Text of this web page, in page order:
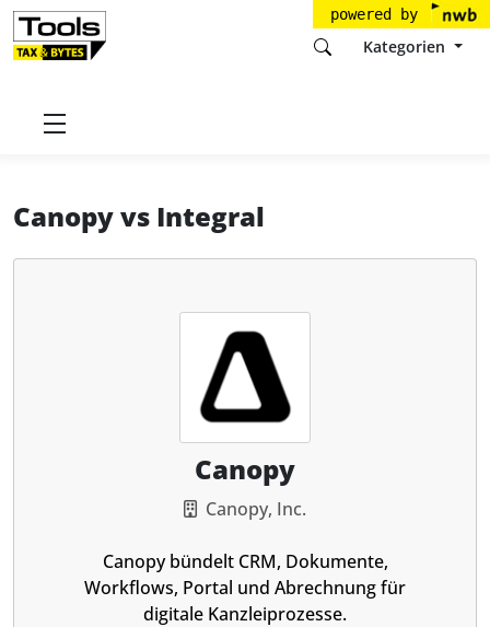
powered by
Kategorien
Startseite
Canopyvs Integral
Canopy
Canopy, Inc.
Canopy bündelt CRM, Dokumente,
Workflows, Portal und Abrechnung für
digitale Kanzleiprozesse.